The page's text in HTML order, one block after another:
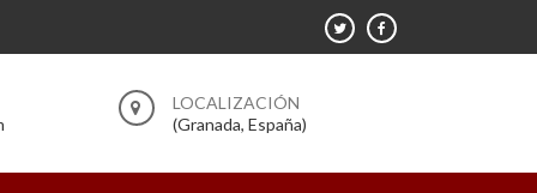
(Granada, España)